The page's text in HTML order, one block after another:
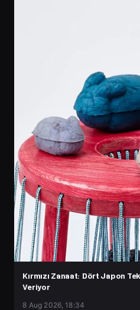
Kırmızı Zanaat: Dört Japon
Veriyor
8 Aug 2026, 18:34